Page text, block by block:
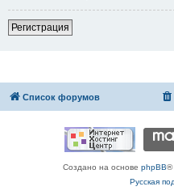
Регистрация
Список форумов
Создано на основе phpBB®
Русская